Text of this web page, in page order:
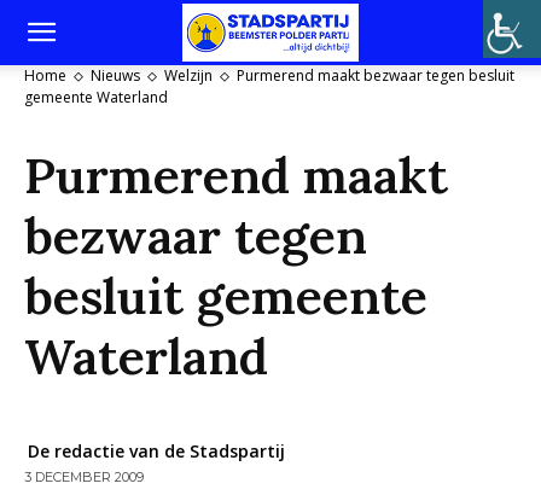
Home Nieuws Welzijn
Purmerend maakt bezwaar tegen besluit
gemeente Waterland
Purmerend maakt
bezwaar tegen
besluit gemeente
Waterland
De redactie van de Stadspartij
3 DECEMBER 2009